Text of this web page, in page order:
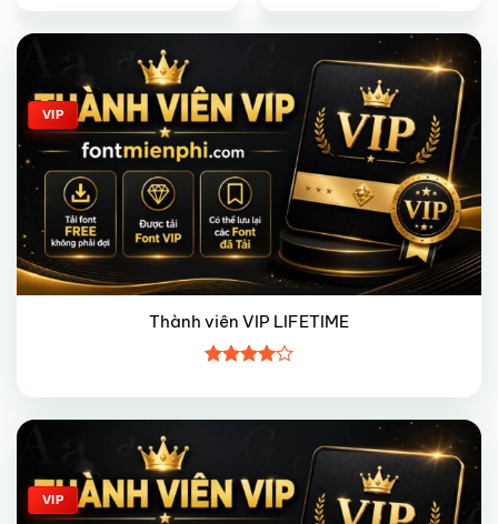
Giảm giá!
VIP
Thành viên VIP LIFETIME
xếp hạng
Giảm giá!
VIP